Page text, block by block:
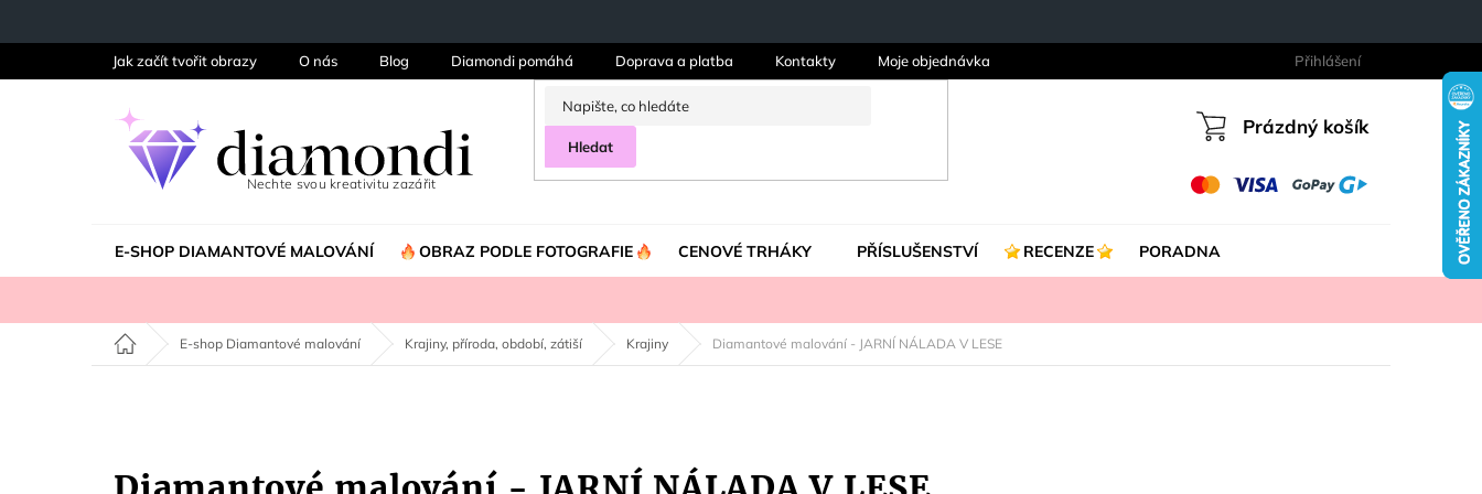
Jak začít tvořit obrazy O nás Blog Diamondi pomáhá Doprava a platba Kontakty Moje objednávka Přihlášení
Hledat
Nákupní
Prázdný košík
E-SHOP DIAMANTOVÉ MALOVÁNÍ OBRAZ PODLE FOTOGRAFIE CENOVÉ TRHÁKY PŘÍSLUŠENSTVÍ RECENZE PORADNA
Domů E-shop Diamantové malování Krajiny, příroda, období, zátiší Krajiny Diamantové malování - JARNÍ NÁLADA V LESE